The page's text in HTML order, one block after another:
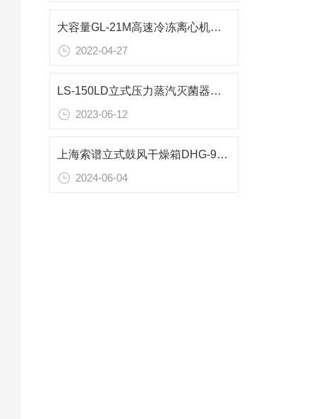
大容量GL-21M高速冷冻离心机参数报价
2022-04-27
LS-150LD立式压力蒸汽灭菌器技术参数
2023-06-12
上海索谱立式鼓风干燥箱DHG-9140A微电脑控制参数
2024-06-04